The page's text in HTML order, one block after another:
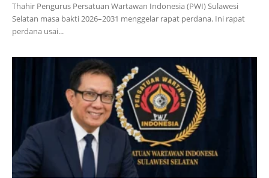
Thahir Pengurus Persatuan Wartawan Indonesia (PWI) Sulawesi
Selatan masa bakti 2026–2031 menggelar rapat perdana. Ini rapat
perdana usai...